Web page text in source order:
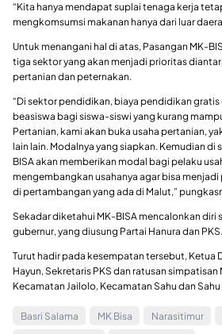
“Kita hanya mendapat suplai tenaga kerja
mengkomsumsi makanan hanya dari luar
Untuk menangani hal di atas, Pasangan MK-
tiga sektor yang akan menjadi prioritas
pertanian dan peternakan.
“Di sektor pendidikan, biaya pendidikan
beasiswa bagi siswa-siswi yang kurang
Pertanian, kami akan buka usaha pertanian,
lain lain. Modalnya yang siapkan. Kemudian di
BISA akan memberikan modal bagi pelaku
mengembangkan usahanya agar bisa
di pertambangan yang ada di Malut,”
Sekadar diketahui MK-BISA mencalonkan diri
gubernur, yang diusung Partai Hanura dan PKS.
Turut hadir pada kesempatan tersebut, Ketua
Hayun, Sekretaris PKS dan ratusan simpatisan
Kecamatan Jailolo, Kecamatan Sahu dan Sahu
Basri Salama MK Bisa Narasitimur